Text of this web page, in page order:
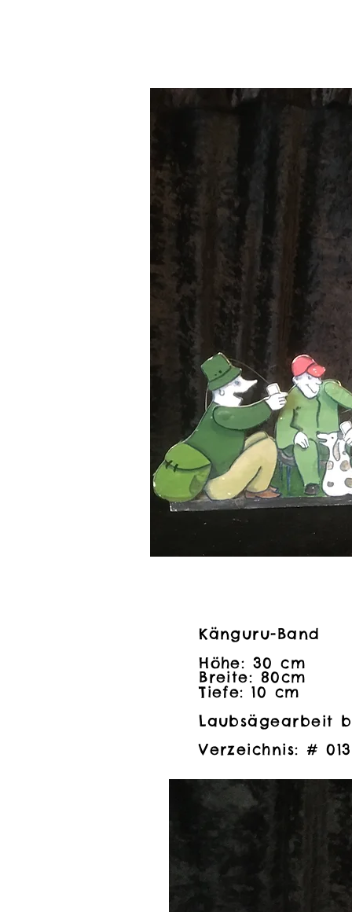
Känguru-Band
Höhe: 30 cm
Breite: 80cm
Tiefe: 10 cm
Laubsägearbeit
Verzeichnis: # 013
Känguru-Band
Höhe: 30 cm
Breite: 80cm
Tiefe: 10 cm
Laubsägearbeit
Verzeichnis: # 013